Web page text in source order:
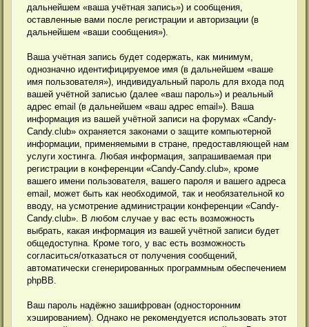
дальнейшем «ваша учётная запись») и сообщения,
оставленные вами после регистрации и авторизации (в
дальнейшем «ваши сообщения»).
Ваша учётная запись будет содержать, как минимум,
однозначно идентифицируемое имя (в дальнейшем «ваше
имя пользователя»), индивидуальный пароль для входа под
вашей учётной записью (далее «ваш пароль») и реальный
адрес email (в дальнейшем «ваш адрес email»). Ваша
информация из вашей учётной записи на форумах «Candy-
Candy.club» охраняется законами о защите компьютерной
информации, применяемыми в стране, предоставляющей нам
услуги хостинга. Любая информация, запрашиваемая при
регистрации в конференции «Candy-Candy.club», кроме
вашего имени пользователя, вашего пароля и вашего адреса
email, может быть как необходимой, так и необязательной ко
вводу, на усмотрение администрации конференции «Candy-
Candy.club». В любом случае у вас есть возможность
выбрать, какая информация из вашей учётной записи будет
общедоступна. Кроме того, у вас есть возможность
согласиться/отказаться от получения сообщений,
автоматически сгенерированных программным обеспечением
phpBB.
Ваш пароль надёжно зашифрован (односторонним
хэшированием). Однако не рекомендуется использовать этот